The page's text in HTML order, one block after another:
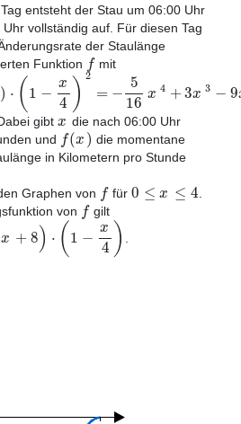
entsteht der Stau um 06:00 Uhr
vollständig auf. Für diesen Tag
der Staulänge
Funktion fmit
) ⋅ (1 − x
4 ) 2
=− 5
16 x 4 +3x 3 −9
gibt x die nach 06:00 Uhr
und f(x) die momentane
in Kilometern pro Stunde
Graphen von ffür 0 ≤ x ≤ 4
von fgilt
x +8) ⋅ (1 − x
4 )